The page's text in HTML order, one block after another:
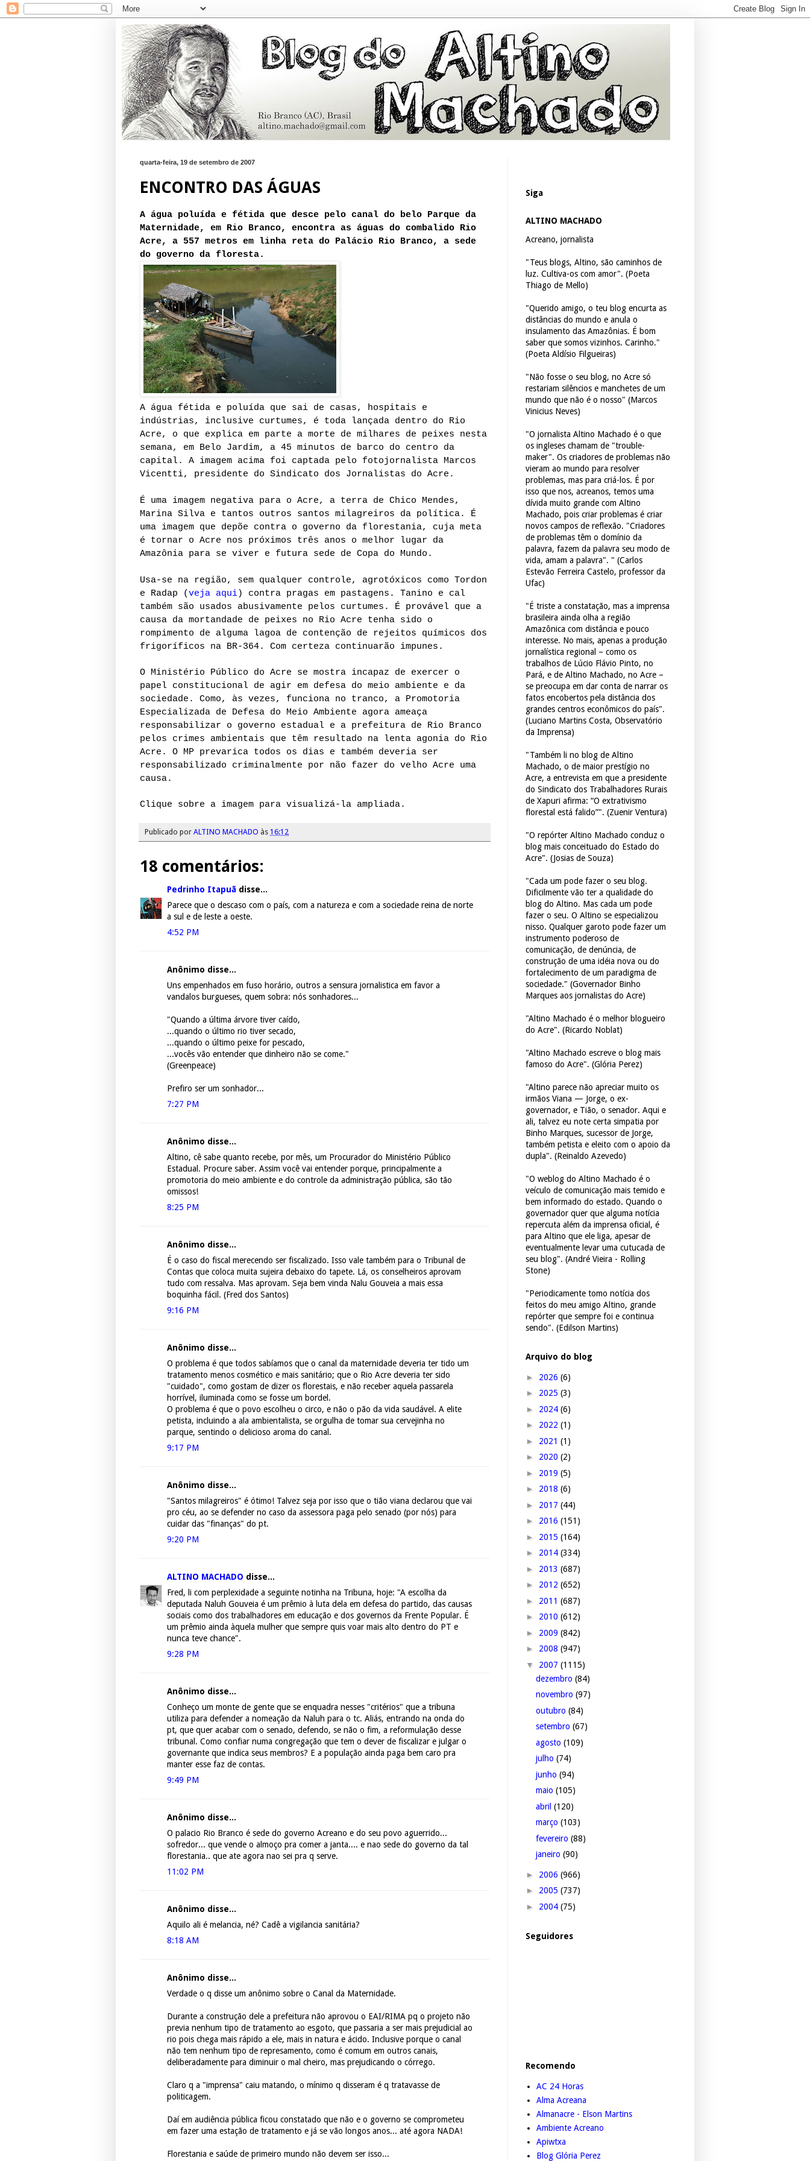
quarta-feira, 19 de setembro de 2007
ENCONTRO DAS ÁGUAS
A água poluída e fétida que desce pelo canal do belo Parque da
Maternidade, em Rio Branco, encontra as águas do combalido Rio
Acre, a 557 metros em linha reta do Palácio Rio Branco, a sede
do governo da floresta.
A água fétida e poluída que sai de casas, hospitais e
indústrias, inclusive curtumes, é toda lançada dentro do Rio
Acre, o que explica em parte a morte de milhares de peixes nesta
semana, em Belo Jardim, a 45 minutos de barco do centro da
capital.
A imagem acima foi captada pelo fotojornalista Marcos
Vicentti, presidente do Sindicato dos Jornalistas do Acre.
É uma imagem negativa para o Acre, a terra de Chico Mendes,
Marina Silva e tantos outros santos milagreiros da política. É
uma imagem que depõe contra o governo da florestania, cuja meta
é tornar o Acre nos próximos três anos o melhor lugar da
Amazônia para se viver e futura sede de Copa do Mundo.
Usa-se na região, sem qualquer controle, agrotóxicos como Tordon
e Radap (veja aqui) contra pragas em pastagens. Tanino e cal
também são usados abusivamente pelos curtumes. É provável que a
causa da mortandade de peixes no Rio Acre tenha sido o
rompimento de alguma lagoa de contenção de rejeitos químicos dos
frigoríficos na BR-364. Com certeza continuarão impunes.
O Ministério Público do Acre se mostra incapaz de exercer o
papel constitucional de agir em defesa do meio ambiente e da
sociedade. Como, às vezes, funciona no tranco, a Promotoria
Especializada de Defesa do Meio Ambiente agora ameaça
responsabilizar o governo estadual e a prefeitura de Rio Branco
pelos crimes ambientais que têm resultado na lenta agonia do Rio
Acre. O MP prevarica todos os dias e também deveria ser
responsabilizado criminalmente por não fazer do velho Acre uma
causa.
Clique sobre a imagem para visualizá-la ampliada.
Publicado por ALTINO MACHADO às 16:12
18 comentários:
Pedrinho Itapuã disse...
Parece que o descaso com o país, com a natureza e com a sociedade reina de norte
a sul e de leste a oeste.
4:52 PM
Anônimo disse...
Uns empenhados em fuso horário, outros a sensura jornalistica em favor a
vandalos burgueses, quem sobra: nós sonhadores...
"Quando a última árvore tiver caído,
...quando o último rio tiver secado,
...quando o último peixe for pescado,
...vocês vão entender que dinheiro não se come."
(Greenpeace)
Prefiro ser um sonhador...
7:27 PM
Anônimo disse...
Altino, cê sabe quanto recebe, por mês, um Procurador do Ministério Público
Estadual. Procure saber. Assim você vai entender porque, principalmente a
promotoria do meio ambiente e do controle da administração pública, são tão
omissos!
8:25 PM
Anônimo disse...
É o caso do fiscal merecendo ser fiscalizado. Isso vale também para o Tribunal de
Contas que coloca muita sujeira debaixo do tapete. Lá, os conselheiros aprovam
tudo com ressalva. Mas aprovam. Seja bem vinda Nalu Gouveia a mais essa
boquinha fácil. (Fred dos Santos)
9:16 PM
Anônimo disse...
O problema é que todos sabíamos que o canal da maternidade deveria ter tido um
tratamento menos cosmético e mais sanitário; que o Rio Acre deveria ter sido
"cuidado", como gostam de dizer os florestais, e não receber aquela passarela
horrível, iluminada como se fosse um bordel.
O problema é que o povo escolheu o circo, e não o pão da vida saudável. A elite
petista, incluindo a ala ambientalista, se orgulha de tomar sua cervejinha no
parque, sentindo o delicioso aroma do canal.
9:17 PM
Anônimo disse...
"Santos milagreiros" é ótimo! Talvez seja por isso que o tião viana declarou que vai
pro céu, ao se defender no caso da assessora paga pelo senado (por nós) para
cuidar das "finanças" do pt.
9:20 PM
ALTINO MACHADO disse...
Fred, li com perplexidade a seguinte notinha na Tribuna, hoje: "A escolha da
deputada Naluh Gouveia é um prêmio à luta dela em defesa do partido, das causas
sociais como dos trabalhadores em educação e dos governos da Frente Popular. É
um prêmio ainda àquela mulher que sempre quis voar mais alto dentro do PT e
nunca teve chance".
9:28 PM
Anônimo disse...
Conheço um monte de gente que se enquadra nesses "critérios" que a tribuna
utiliza para defender a nomeação da Naluh para o tc. Aliás, entrando na onda do
pt, que quer acabar com o senado, defendo, se não o fim, a reformulação desse
tribunal. Como confiar numa congregação que tem o dever de fiscalizar e julgar o
governante que indica seus membros? E a população ainda paga bem caro pra
manter esse faz de contas.
9:49 PM
Anônimo disse...
O palacio Rio Branco é sede do governo Acreano e do seu povo aguerrido...
sofredor... que vende o almoço pra comer a janta.... e nao sede do governo da tal
florestania.. que ate agora nao sei pra q serve.
11:02 PM
Anônimo disse...
Aquilo ali é melancia, né? Cadê a vigilancia sanitária?
8:18 AM
Anônimo disse...
Verdade o q disse um anônimo sobre o Canal da Maternidade.
Durante a construção dele a prefeitura não aprovou o EAI/RIMA pq o projeto não
previa nenhum tipo de tratamento ao esgoto, que passaria a ser mais prejudicial ao
rio pois chega mais rápido a ele, mais in natura e ácido. Inclusive porque o canal
não tem nenhum tipo de represamento, como é comum em outros canais,
deliberadamente para diminuir o mal cheiro, mas prejudicando o córrego.
Claro q a "imprensa" caiu matando, o mínimo q disseram é q tratavasse de
politicagem.
Daí em audiência pública ficou constatado que não e o governo se comprometeu
em fazer uma estação de tratamento e já se vão longos anos... até agora NADA!
Florestania e saúde de primeiro mundo não devem ser isso...
Siga
ALTINO MACHADO
Acreano, jornalista
"Teus blogs, Altino, são caminhos de
luz. Cultiva-os com amor". (Poeta
Thiago de Mello)
"Querido amigo, o teu blog encurta as
distâncias do mundo e anula o
insulamento das Amazônias. É bom
saber que somos vizinhos. Carinho."
(Poeta Aldísio Filgueiras)
"Não fosse o seu blog, no Acre só
restariam silêncios e manchetes de um
mundo que não é o nosso" (Marcos
Vinicius Neves)
"O jornalista Altino Machado é o que
os ingleses chamam de "trouble-
maker". Os criadores de problemas não
vieram ao mundo para resolver
problemas, mas para criá-los. É por
isso que nos, acreanos, temos uma
dívida muito grande com Altino
Machado, pois criar problemas é criar
novos campos de reflexão. "Criadores
de problemas têm o domínio da
palavra, fazem da palavra seu modo de
vida, amam a palavra". " (Carlos
Estevão Ferreira Castelo, professor da
Ufac)
"É triste a constatação, mas a imprensa
brasileira ainda olha a região
Amazônica com distância e pouco
interesse. No mais, apenas a produção
jornalística regional – como os
trabalhos de Lúcio Flávio Pinto, no
Pará, e de Altino Machado, no Acre –
se preocupa em dar conta de narrar os
fatos encobertos pela distância dos
grandes centros econômicos do país".
(Luciano Martins Costa, Observatório
da Imprensa)
"Também li no blog de Altino
Machado, o de maior prestígio no
Acre, a entrevista em que a presidente
do Sindicato dos Trabalhadores Rurais
de Xapuri afirma: “O extrativismo
florestal está falido”". (Zuenir Ventura)
"O repórter Altino Machado conduz o
blog mais conceituado do Estado do
Acre". (Josias de Souza)
"Cada um pode fazer o seu blog.
Dificilmente vão ter a qualidade do
blog do Altino. Mas cada um pode
fazer o seu. O Altino se especializou
nisso. Qualquer garoto pode fazer um
instrumento poderoso de
comunicação, de denúncia, de
construção de uma idéia nova ou do
fortalecimento de um paradigma de
sociedade." (Governador Binho
Marques aos jornalistas do Acre)
"Altino Machado é o melhor blogueiro
do Acre". (Ricardo Noblat)
"Altino Machado escreve o blog mais
famoso do Acre". (Glória Perez)
"Altino parece não apreciar muito os
irmãos Viana — Jorge, o ex-
governador, e Tião, o senador. Aqui e
ali, talvez eu note certa simpatia por
Binho Marques, sucessor de Jorge,
também petista e eleito com o apoio da
dupla". (Reinaldo Azevedo)
"O weblog do Altino Machado é o
veículo de comunicação mais temido e
bem informado do estado. Quando o
governador quer que alguma notícia
repercuta além da imprensa oficial, é
para Altino que ele liga, apesar de
eventualmente levar uma cutucada de
seu blog". (André Vieira - Rolling
Stone)
"Periodicamente tomo notícia dos
feitos do meu amigo Altino, grande
repórter que sempre foi e continua
sendo". (Edilson Martins)
Arquivo do blog
► 2026 (6)
► 2025 (3)
► 2024 (6)
► 2022 (1)
► 2021 (1)
► 2020 (2)
► 2019 (5)
► 2018 (6)
► 2017 (44)
► 2016 (151)
► 2015 (164)
► 2014 (334)
► 2013 (687)
► 2012 (652)
► 2011 (687)
► 2010 (612)
► 2009 (842)
► 2008 (947)
▼ 2007 (1115)
dezembro (84)
novembro (97)
outubro (84)
setembro (67)
agosto (109)
julho (74)
junho (94)
maio (105)
abril (120)
março (103)
fevereiro (88)
janeiro (90)
► 2006 (966)
► 2005 (737)
► 2004 (75)
Seguidores
Recomendo
AC 24 Horas
Alma Acreana
Almanacre - Elson Martins
Ambiente Acreano
Apiwtxa
Blog Glória Perez